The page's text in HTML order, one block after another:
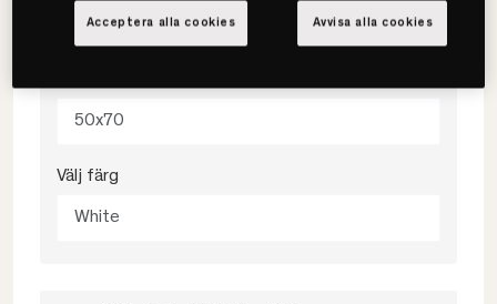
50x70
Välj färg
White
Avvisa alla cookies
Acceptera alla cookies